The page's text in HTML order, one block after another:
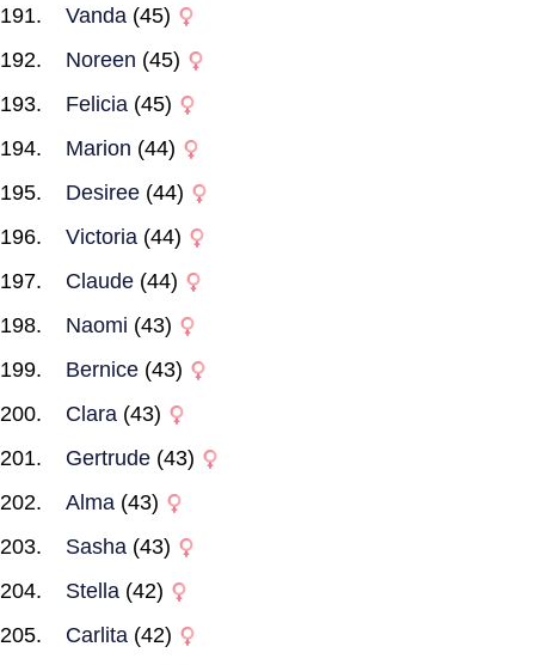
Vanda (45)
Noreen (45)
Felicia (45)
Marion (44)
Desiree (44)
Victoria (44)
Claude (44)
Naomi (43)
Bernice (43)
Clara (43)
Gertrude (43)
Alma (43)
Sasha (43)
Stella (42)
Carlita (42)